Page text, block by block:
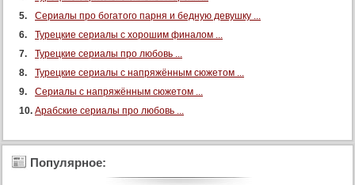
79 серия
81 серия
82 серия
83 серия
84 серия
86 серия
Сериалы про богатого парня и бедную девушку ...
Турецкие сериалы с хорошим финалом ...
Турецкие сериалы про любовь ...
Турецкие сериалы с напряжённым сюжетом ...
Сериалы с напряжённым сюжетом ...
Арабские сериалы про любовь ...
Популярное: